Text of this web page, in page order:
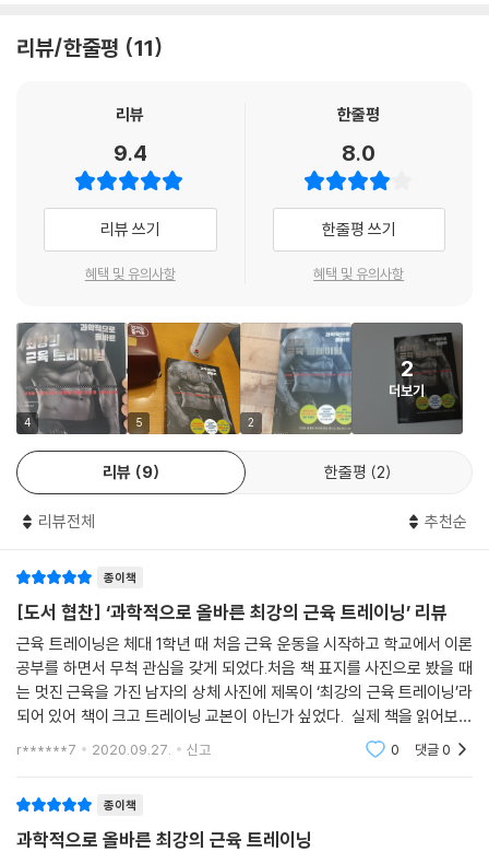
딱 맞는 운동 방법을 고르고 성과를 높일 수 있다. 이 책의 저자는 스포츠의
학 등 다양한 분야의 논문과 연구 결과를 선별해 근육 트레이닝에 대한 최
일대학교 등에서 실험으로 입증하고, 그 결과를 미국스포츠의학회와 유럽
스포츠의학회, 국제스포츠영양학회 등 세계적으로 공신력 있는 기관들이
성명으로 발표했으니 믿을 만하다.
또한 이 책은 속설이나 근거 없는 주장, 트레이너 개인의 주관적인 경험에
트레이닝 전에 스트레칭을 하면 운동 능력이 향상된다’, ‘근육의 크기를 키
우려면 무조건 무거운 중량으로 운동해야 한다’, ‘단백질을 한꺼번에 많이
먹으면 근육이 더 잘 붙는다’, ‘근육 트레이닝을 오래 지속하지 못하는 것은
의지가 약해서다’ 등 지금까지 알려진 잘못된 정보 대신 과학적이고 객관
적인 정보를 제공한다. 이제 근육도 ‘과학적으로 단련’해야 할 때다. 최고의
효율로 최강의 몸을 만들어보자.
기본 자세부터 근육 트레이닝 방정식, 단백질 섭취 방법까지
『과학적으로 올바른 최강의 근육 트레이닝』은 수준 높고 객관적인 데이터
로 어떻게 트레이닝을 하면 좋은지 말한다. 이제까지 90% 이상 잘못 알려
진 스쿼트, 벤치 프레스, 데드리프트 방법 대신 올바른 자세와 관절의 위
치, 동작을 시행할 때 움직여야 하는 근육까지 세심히 짚어준다. 운동 강도
와 횟수, 세트 수로 결정되는 총부하량에 대한 정보와 함께 세트 사이의 휴
식 시간, 관절을 움직이는 범위, 운동 속도, 근육 수축 양식, 1주 빈도 등 ‘트
물론 단백질 보충제, 건강보조식품과 그 성분까지 상세하게 설명한다.
리뷰/한줄평 11
리뷰
9.4
리뷰 쓰기
혜택 및 유의사항
한줄평
8.0
한줄평 쓰기
혜택 및 유의사항
4 5 2
2
더보기
리뷰 9 한줄평 2
리뷰전체 추천순
종이책
[도서 협찬] ‘과학적으로 올바른 최강의 근육 트레이닝’ 리뷰
근육 트레이닝은 체대 1학년 때 처음 근육 운동을 시작하고 학교에서 이론
공부를 하면서 무척 관심을 갖게 되었다.처음 책 표지를 사진으로 봤을 때
는 멋진 근육을 가진 남자의 상체 사진에 제목이 ‘최강의 근육 트레이닝’라
되어 있어 책이 크고 트레이닝 교본이 아닌가 싶었다. 실제 책을 읽어보니
책이 읽기 좋게 작고 사진보다는 최신 근육 트레이닝과 영양 등에 대한정
r******7 2020.09.27. 신고 0 댓글0
종이책
과학적으로 올바른 최강의 근육 트레이닝